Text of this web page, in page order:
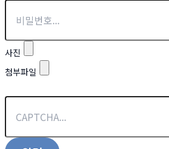
사진
첨부파일